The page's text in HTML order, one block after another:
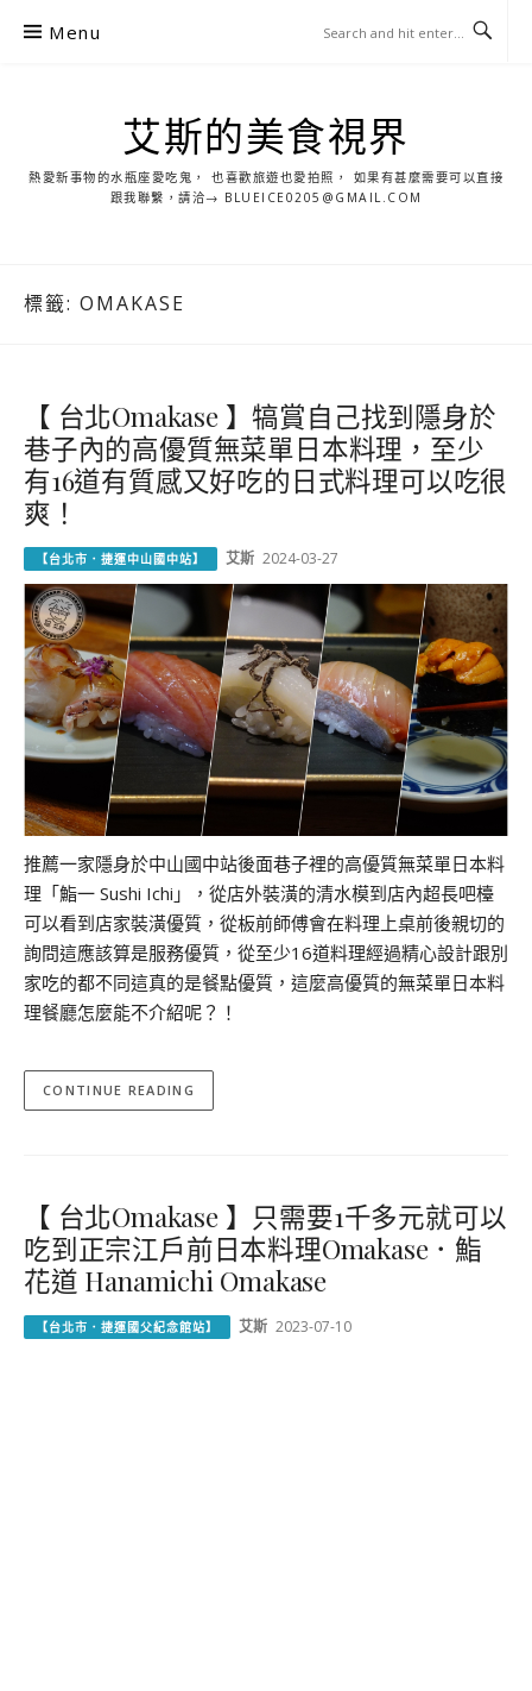
Menu
艾斯的美食視界
熱愛新事物的水瓶座愛吃鬼， 也喜歡旅遊也愛拍照， 如果有甚麼需要可以直接
跟我聯繫，請洽→ BLUEICE0205@GMAIL.COM
標籤: OMAKASE
【 台北Omakase 】犒賞自己找到隱身於
巷子內的高優質無菜單日本料理，至少
有16道有質感又好吃的日式料理可以吃很
爽！
【台北市．捷運中山國中站】 艾斯 2024-03-27
推薦一家隱身於中山國中站後面巷子裡的高優質無菜單日本料
理「鮨一 Sushi Ichi」，從店外裝潢的清水模到店內超長吧檯
可以看到店家裝潢優質，從板前師傅會在料理上桌前後親切的
詢問這應該算是服務優質，從至少16道料理經過精心設計跟別
家吃的都不同這真的是餐點優質，這麼高優質的無菜單日本料
理餐廳怎麼能不介紹呢？！
CONTINUE READING
【 台北Omakase 】只需要1千多元就可以
吃到正宗江戶前日本料理Omakase．鮨
花道 Hanamichi Omakase
【台北市．捷運國父紀念館站】 艾斯 2023-07-10